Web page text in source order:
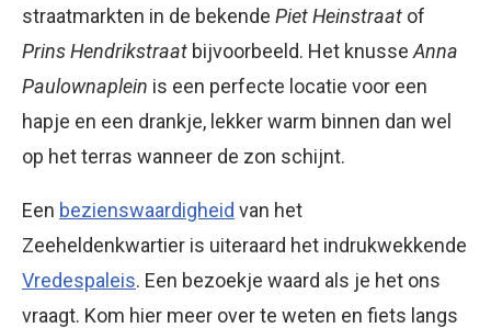
straatmarkten in de bekende Piet Heinstraat of
Prins Hendrikstraat bijvoorbeeld. Het knusse Anna
Paulownaplein is een perfecte locatie voor een
hapje en een drankje, lekker warm binnen dan wel
op het terras wanneer de zon schijnt.
Een bezienswaardigheid van het
Zeeheldenkwartier is uiteraard het indrukwekkende
Vredespaleis. Een bezoekje waard als je het ons
vraagt. Kom hier meer over te weten en fiets langs